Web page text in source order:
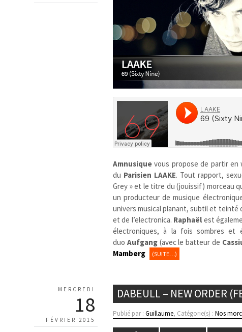
Amnusique vous propose de partir en
du Parisien LAAKE. Tout rapport,
Grey » et le titre du (jouissif) morceau
un producteur de musique
univers musical planant, subtil et teinté
et de l’electronica. Raphaël est
électroniques, à la fois sombres et
duo Aufgang (avec le batteur de
Mamberg
(SUITE…)
MERCREDI
18
FÉVRIER 2015
DABEULL – NEW ORDER
Publié par :Guillaume, Catégorie(s) :Nos